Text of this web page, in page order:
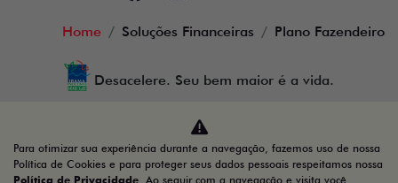
Home Soluções Financeiras Plano Fazendeiro
Desacelere. Seu bem maior é a vida.
GUARACAR COMERCIO DE AUTOMOVEIS LTDA
Para otimizar sua experiência durante a navegação, fazemos uso de nossa
Política de Cookies e para proteger seus dados pessoais respeitamos nossa
Política de Privacidade . Ao seguir com a navegação e visita você